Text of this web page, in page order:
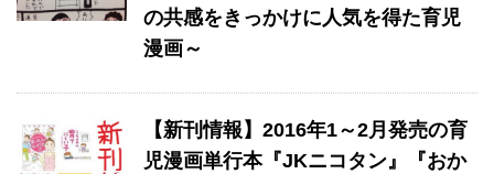
の共感をきっかけに人気を得た育児
漫画～
【新刊情報】2016年1～2月発売の育
児漫画単行本『JKニコタン』『おか